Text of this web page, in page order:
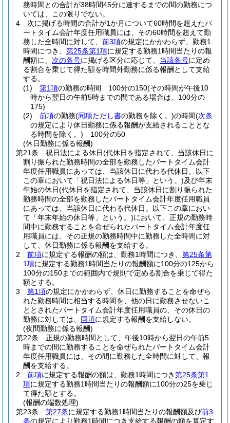
務時間との合計が38時間45分に達するまでの間の勤務につ
いては、この限りでない。
4
次に掲げる時間の合計が1か月について60時間を超えたパ
ートタイム会計年度任用職員には、その60時間を超えて勤
務した全時間に対して、 前3項の規定にかかわらず、勤務1
時間につき、 第25条第1項に規定する勤務1時間当たりの報
酬額に、 次の各号に掲げる区分に応じて、 当該各号に定め
る割合を乗じて得た額を時間外勤務に係る報酬として支給
する。
(1)
第1項の勤務の時間 100分の150(その時間が午後10
時から翌日の午前5時までの間である場合は、100分の
175)
(2)
前項の勤務(同項ただし書の勤務を除く。)の時間(次条
の規定により休日勤務に係る報酬が支給されることとな
る時間を除く。) 100分の50
(休日勤務に係る報酬)
第21条
祝日法による休日(代休日を指定されて、当該休日に
割り振られた勤務時間の全部を勤務したパートタイム会計
年度任用職員にあっては、当該休日に代わる代休日。以下
この章において「祝日法による休日等」という。)及び年末
年始の休日(代休日を指定されて、当該休日に割り振られた
勤務時間の全部を勤務したパートタイム会計年度任用職員
にあっては、当該休日に代わる代休日。以下この章におい
て「年末年始の休日等」という。)において、正規の勤務時
間中に勤務することを命ぜられたパートタイム会計年度任
用職員には、その正規の勤務時間中に勤務した全時間に対
して、休日勤務に係る報酬を支給する。
2
前項に規定する報酬の額は、勤務1時間につき、 第25条第
1項に規定する勤務1時間当たりの報酬額に100分の125から
100分の150までの範囲内で規則で定める割合を乗じて得た
額とする。
3
第1項の規定にかかわらず、休日に勤務することを命ぜら
れた勤務時間に相当する時間を、他の日に勤務させないこ
ととされたパートタイム会計年度任用職員の、その休日の
勤務に対しては、 同項に規定する報酬を支給しない。
(夜間勤務に係る報酬)
第22条
正規の勤務時間として、午後10時から翌日の午前5
時までの間に勤務することを命ぜられたパートタイム会計
年度任用職員には、その間に勤務した全時間に対して、報
酬を支給する。
2
前項に規定する報酬の額は、勤務1時間につき第25条第1
項に規定する勤務1時間当たりの報酬額に100分の25を乗じ
て得た額とする。
(報酬の端数処理)
第23条
第27条に規定する勤務1時間当たりの報酬額及び前3
条の規定により勤務1時間につき支給する報酬の額を算定す